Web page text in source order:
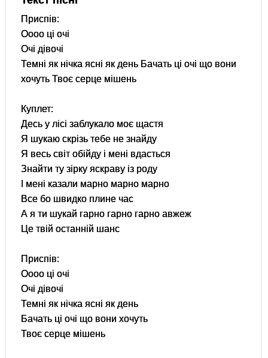
Приспів:
Оооо ці очі
Очі дівочі
Темні як нічка ясні як день Бачать ці очі що вони
хочуть Твоє серце мішень
Куплет:
Десь у лісі заблукало моє щастя
Я шукаю скрізь тебе не знайду
Я весь світ обійду і мені вдасться
Знайти ту зірку яскраву із роду
І мені казали марно марно марно
Все бо швидко плине час
А я ти шукай гарно гарно гарно авжеж
Це твій останній шанс
Приспів:
Оооо ці очі
Очі дівочі
Темні як нічка ясні як день
Бачать ці очі що вони хочуть
Твоє серце мішень